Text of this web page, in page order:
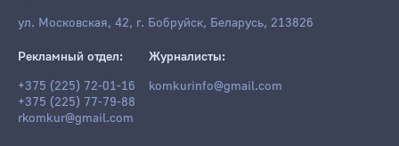
ул. Московская, 42, г. Бобруйск, Беларусь, 213826
Рекламный отдел:
+375 (225) 72-01-16
+375 (225) 77-79-88
rkomkur@gmail.com
Журналисты:
komkurinfo@gmail.com